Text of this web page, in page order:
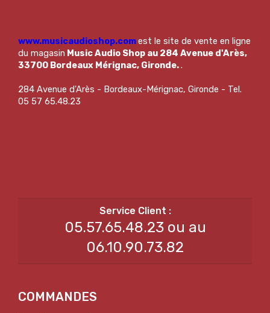
www.musicaudioshop.comest le site de vente en ligne
du magasin Music Audio Shop au 284 Avenue d'Arès,
33700 Bordeaux Mérignac, Gironde..
284 Avenue d'Arès - Bordeaux-Mérignac, Gironde - Tel.
05 57 65.48.23
05.57.65.48.23 ou au
06.10.90.73.82
COMMANDES